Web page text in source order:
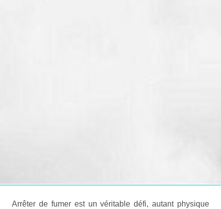
Arrêter de fumer est un véritable défi, autant physique